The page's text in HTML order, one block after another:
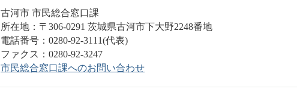
古河市 市民総合窓口課
所在地：〒306-0291 茨城県古河市下大野2248番地
電話番号：0280-92-3111(代表)
ファクス：0280-92-3247
市民総合窓口課へのお問い合わせ